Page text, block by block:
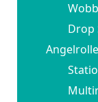
Drop